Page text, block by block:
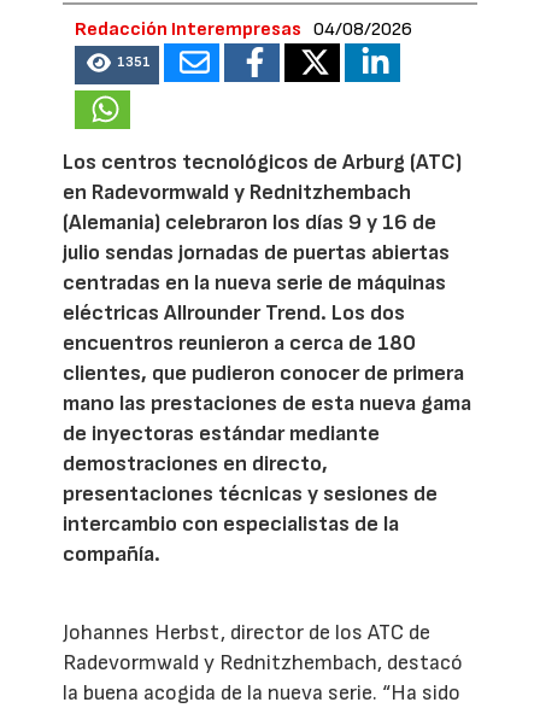
Redacción Interempresas 04/08/2026
1351
Los centros tecnológicos de Arburg (ATC)
en Radevormwald y Rednitzhembach
(Alemania) celebraron los días 9 y 16 de
julio sendas jornadas de puertas abiertas
centradas en la nueva serie de máquinas
eléctricas Allrounder Trend. Los dos
encuentros reunieron a cerca de 180
clientes, que pudieron conocer de primera
mano las prestaciones de esta nueva gama
de inyectoras estándar mediante
demostraciones en directo,
presentaciones técnicas y sesiones de
intercambio con especialistas de la
compañía.
Johannes Herbst, director de los ATC de
Radevormwald y Rednitzhembach, destacó
la buena acogida de la nueva serie. “Ha sido